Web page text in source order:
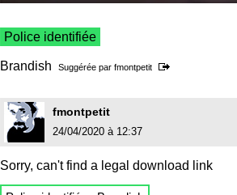
Police identifiée
Brandish Suggérée par fmontpetit
fmontpetit
24/04/2020 à 12:37
Sorry, can't find a legal download link